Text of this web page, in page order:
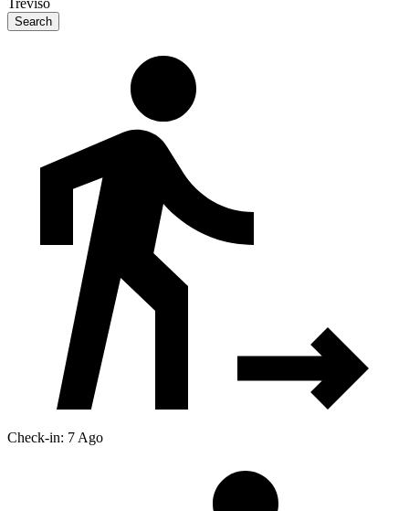
Treviso
Search
Check-in: 7 Ago